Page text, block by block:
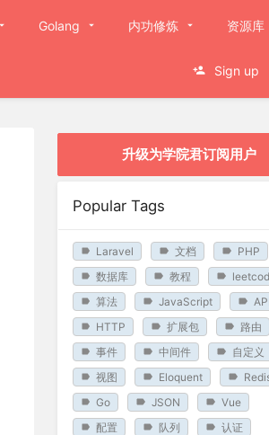
Golang 内功修炼 资源库
Sign up
升级为学院君订阅用户
Popular Tags
Laravel 文档
PHP
数据库
教程
算法
JavaScript
API
HTTP
扩展包
路由
事件
中间件
自定义
视图
Eloquent
Go
JSON
Vue
配置
队列
认证